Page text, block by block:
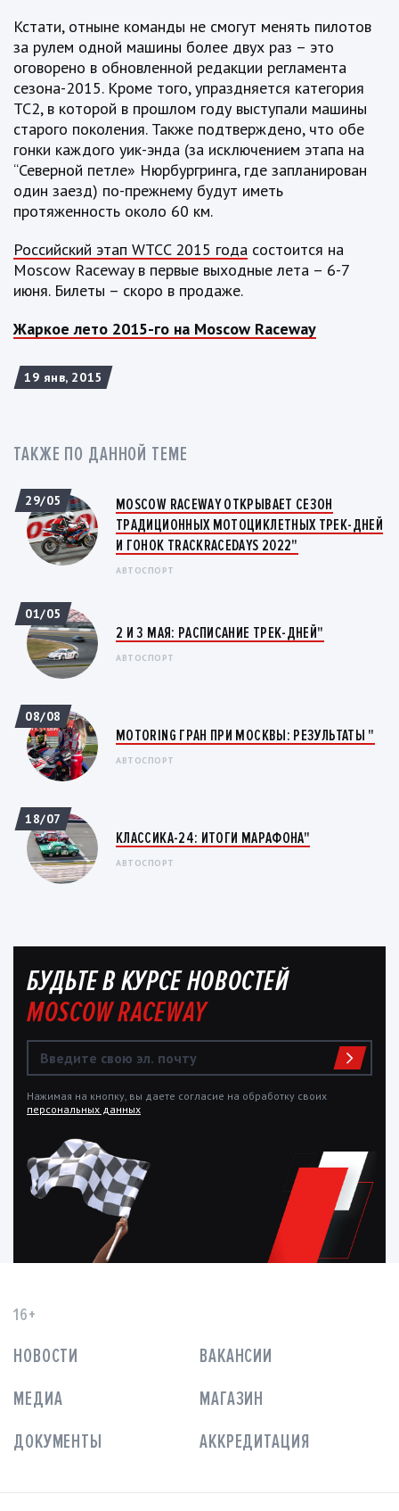
Кстати, отныне команды не смогут менять пилотов
за рулем одной машины более двух раз – это
оговорено в обновленной редакции регламента
сезона-2015. Кроме того, упраздняется категория
TC2, в которой в прошлом году выступали машины
старого поколения. Также подтверждено, что обе
гонки каждого уик-энда (за исключением этапа на
“Северной петле» Нюрбургринга, где запланирован
один заезд) по-прежнему будут иметь
протяженность около 60 км.
Российский этап WTCC 2015 года состоится на
Moscow Raceway в первые выходные лета – 6-7
июня. Билеты – скоро в продаже.
Жаркое лето 2015-го на Moscow Raceway
19 янв, 2015
ТАКЖЕ ПО ДАННОЙ ТЕМЕ
MOSCOW RACEWAY ОТКРЫВАЕТ СЕЗОН
ТРАДИЦИОННЫХ МОТОЦИКЛЕТНЫХ ТРЕК-ДНЕЙ
И ГОНОК TRACKRACEDAYS 2022"
АВТОСПОРТ
29/05
2 И 3 МАЯ: РАСПИСАНИЕ ТРЕК-ДНЕЙ"
АВТОСПОРТ
01/05
MOTORING ГРАН ПРИ МОСКВЫ: РЕЗУЛЬТАТЫ "
АВТОСПОРТ
08/08
КЛАССИКА-24: ИТОГИ МАРАФОНА"
АВТОСПОРТ
18/07
БУДЬТЕ В КУРСЕ НОВОСТЕЙ
MOSCOW RACEWAY
Нажимая на кнопку, вы даете согласие на обработку своих
персональных данных
16+
НОВОСТИ
ВАКАНСИИ
МЕДИА
МАГАЗИН
ДОКУМЕНТЫ
АККРЕДИТАЦИЯ